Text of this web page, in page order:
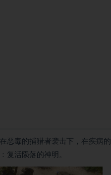
恶毒的捕猎者袭击下，在疾病
复活陨落的神明。